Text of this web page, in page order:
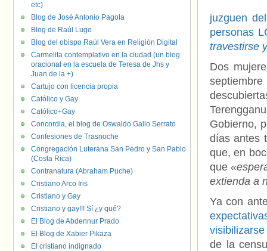
juzguen
personas
travestirse
Dos
Gobierno,
días antes
que, en
que
extienda a
Ya con
de la
etc)
Blog de José Antonio Pagola
Blog de Raúl Lugo
Blog del obispo Raúl Vera en Religión Digital
Carmelita contemplativo en la ciudad (un blog
oracional en la escuela de Teresa de Jhs y
Juan de la +)
Cartujo con licencia propia
Católico y Gay
Católico+Gay
Concordia, el blog de Oswaldo Gallo Serrato
Confesiones de Trasnoche
Congregación Luterana San Pedro y San Pablo
(Costa Rica)
Contranatura (Abraham Puche)
Cristiano Arco Iris
Cristiano y Gay
Cristiano y gay!!! Sí ¿y qué?
El Blog de Abdennur Prado
El Blog de Xabier Pikaza
El cristiano indignado